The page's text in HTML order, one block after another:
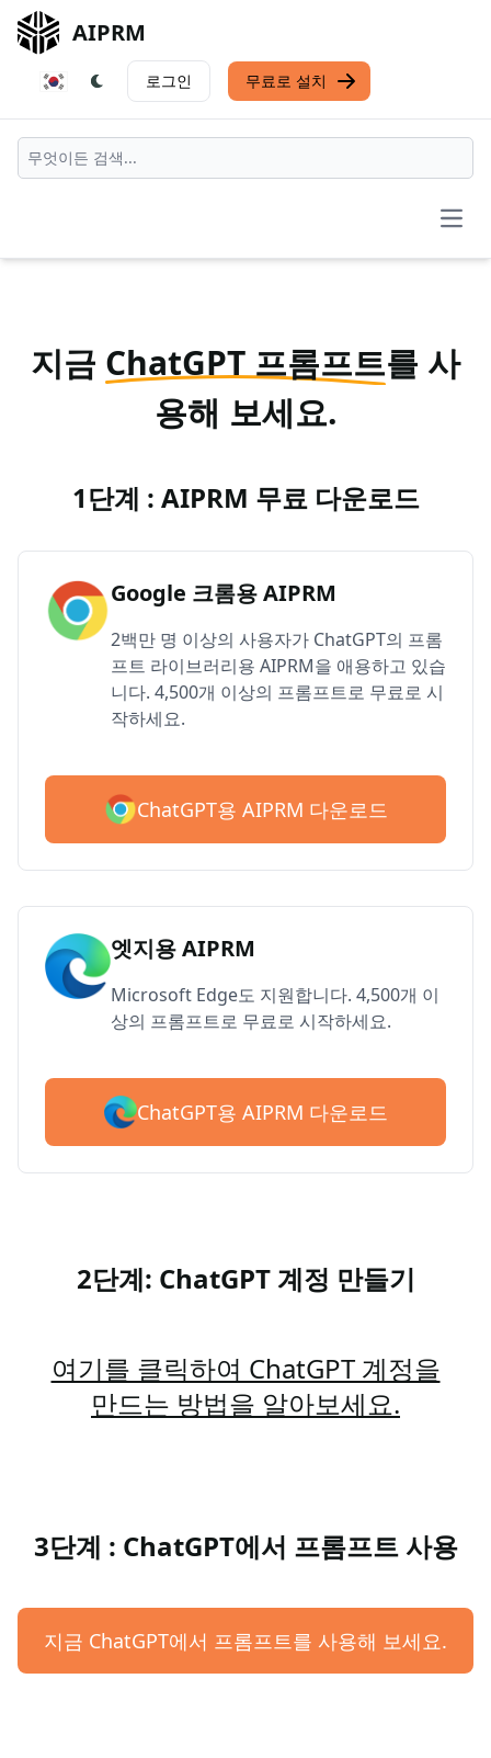
AIPRM
로그인 무료로 설치
지금 ChatGPT 프롬프트를 사
용해 보세요.
1단계 : AIPRM 무료 다운로드
Google 크롬용 AIPRM
2백만 명 이상의 사용자가 ChatGPT의 프롬
프트 라이브러리용 AIPRM을 애용하고 있습
니다. 4,500개 이상의 프롬프트로 무료로 시
작하세요.
ChatGPT용 AIPRM 다운로드
엣지용 AIPRM
Microsoft Edge도 지원합니다. 4,500개 이
상의 프롬프트로 무료로 시작하세요.
ChatGPT용 AIPRM 다운로드
2단계: ChatGPT 계정 만들기
여기를 클릭하여 ChatGPT 계정을
만드는 방법을 알아보세요.
3단계 : ChatGPT에서 프롬프트 사용
지금 ChatGPT에서 프롬프트를 사용해 보세요.